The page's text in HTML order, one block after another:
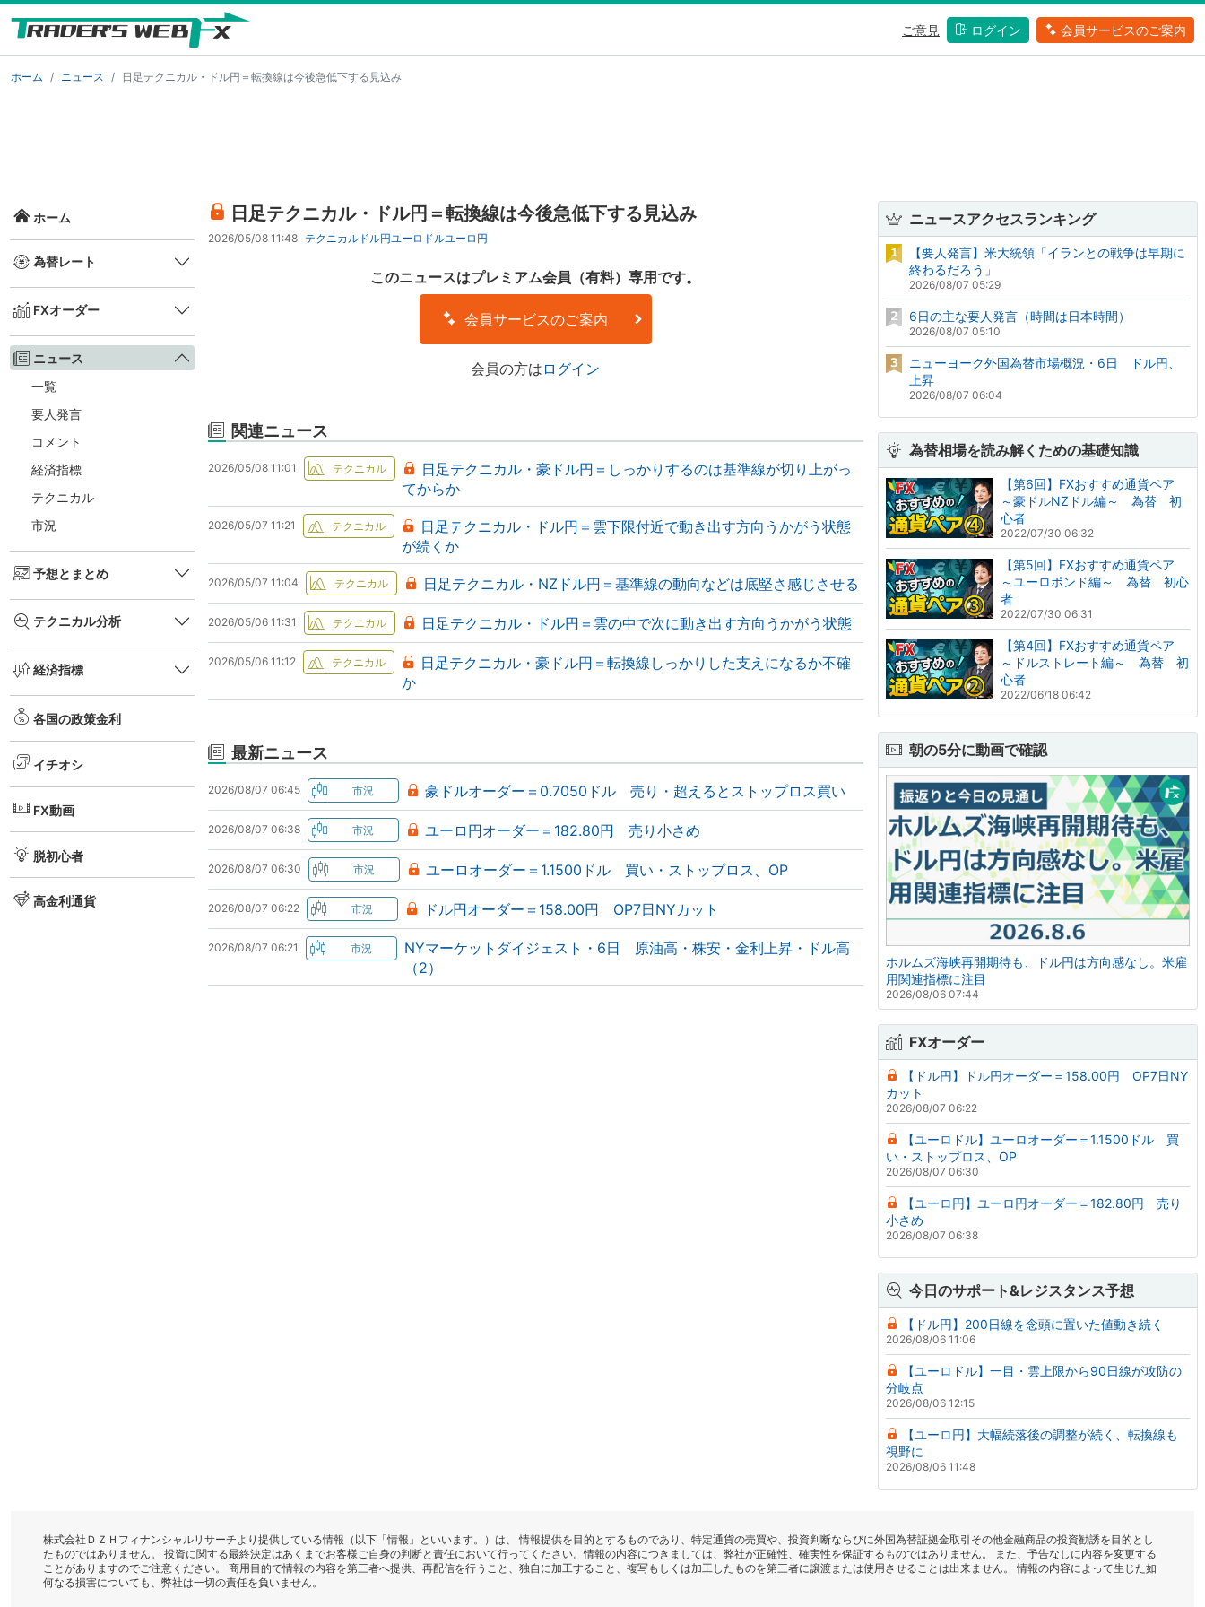
ご意見 ログイン 会員サービスのご案内
ホーム ニュース 日足テクニカル・ドル円＝転換線は今後急低下する見込み
ホーム
為替レート
FXオーダー
ニュース
一覧
要人発言
コメント
経済指標
テクニカル
市況
予想とまとめ
テクニカル分析
経済指標
各国の政策金利
イチオシ
FX動画
脱初心者
高金利通貨
日足テクニカル・ドル円＝転換線は今後急低下する見込み
2026/05/08 11:48 テクニカル ドル円ユーロドルユーロ円
このニュースはプレミアム会員（有料）専用です。
会員サービスのご案内
会員の方は ログイン
関連ニュース
2026/05/08 11:01
日足テクニカル・豪ドル円＝しっかりするのは基準線が切り上がっ
てからか
2026/05/07 11:21
日足テクニカル・ドル円＝雲下限付近で動き出す方向うかがう状態
が続くか
2026/05/07 11:04 日足テクニカル・NZドル円＝基準線の動向などは底堅さ感じさせる
2026/05/06 11:31 日足テクニカル・ドル円＝雲の中で次に動き出す方向うかがう状態
2026/05/06 11:12
日足テクニカル・豪ドル円＝転換線しっかりした支えになるか不確
か
最新ニュース
2026/08/07 06:45 豪ドルオーダー＝0.7050ドル 売り・超えるとストップロス買い
2026/08/07 06:38 ユーロ円オーダー＝182.80円 売り小さめ
2026/08/07 06:30 ユーロオーダー＝1.1500ドル 買い・ストップロス、OP
2026/08/07 06:22 ドル円オーダー＝158.00円 OP7日NYカット
2026/08/07 06:21
NYマーケットダイジェスト・6日 原油高・株安・金利上昇・ドル高
（2）
ニュースアクセスランキング
【要人発言】米大統領「イランとの戦争は早期に
終わるだろう」
2026/08/07 05:29
6日の主な要人発言（時間は日本時間）
2026/08/07 05:10
ニューヨーク外国為替市場概況・6日 ドル円、
上昇
2026/08/07 06:04
為替相場を読み解くための基礎知識
【第6回】FXおすすめ通貨ペア
～豪ドルNZドル編～ 為替 初
心者
2022/07/30 06:32
【第5回】FXおすすめ通貨ペア
～ユーロポンド編～ 為替 初心
者
2022/07/30 06:31
【第4回】FXおすすめ通貨ペア
～ドルストレート編～ 為替 初
心者
2022/06/18 06:42
朝の5分に動画で確認
ホルムズ海峡再開期待も、ドル円は方向感なし。米雇
用関連指標に注目
2026/08/06 07:44
FXオーダー
【ドル円】ドル円オーダー＝158.00円 OP7日NY
カット
2026/08/07 06:22
【ユーロドル】ユーロオーダー＝1.1500ドル 買
い・ストップロス、OP
2026/08/07 06:30
【ユーロ円】ユーロ円オーダー＝182.80円 売り
小さめ
2026/08/07 06:38
今日のサポート&レジスタンス予想
【ドル円】200日線を念頭に置いた値動き続く
2026/08/06 11:06
【ユーロドル】一目・雲上限から90日線が攻防の
分岐点
2026/08/06 12:15
【ユーロ円】大幅続落後の調整が続く、転換線も
視野に
2026/08/06 11:48
株式会社ＤＺＨフィナンシャルリサーチより提供している情報（以下「情報」といいます。）は、 情報提供を目的とするものであり、特定通貨の売買や、投資判断ならびに外国為替証拠金取引その他金融商品の投資勧誘を目的とし
たものではありません。 投資に関する最終決定はあくまでお客様ご自身の判断と責任において行ってください。情報の内容につきましては、弊社が正確性、確実性を保証するものではありません。 また、予告なしに内容を変更する
ことがありますのでご注意ください。 商用目的で情報の内容を第三者へ提供、再配信を行うこと、独自に加工すること、複写もしくは加工したものを第三者に譲渡または使用させることは出来ません。 情報の内容によって生じた如
何なる損害についても、弊社は一切の責任を負いません。